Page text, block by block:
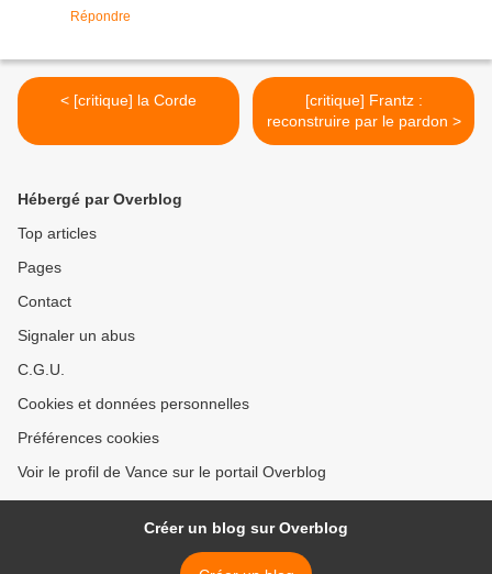
Répondre
< [critique] la Corde
[critique] Frantz :
reconstruire par le pardon >
Hébergé par Overblog
Top articles
Pages
Contact
Signaler un abus
C.G.U.
Cookies et données personnelles
Préférences cookies
Voir le profil de Vance sur le portail Overblog
Créer un blog sur Overblog